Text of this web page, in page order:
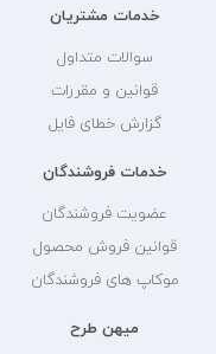
خدمات مشتریان
سوالات متداول
قوانین و مقررات
گزارش خطای فایل
خدمات فروشندگان
عضویت فروشندگان
قوانین فروش محصول
موکاپ های فروشندگان
میهن طرح